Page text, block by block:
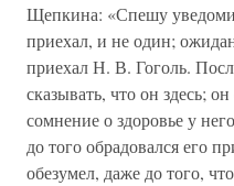
Щепкина: «Спешу
приехал, и не один;
приехал Н. В. Гоголь.
сказывать, что он здесь;
сомнение о здоровье у
до того обрадовался его
обезумел, даже до того,